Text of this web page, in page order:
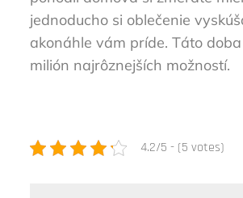
jednoducho si oblečenie
akonáhle vám príde. Táto
milión najrôznejších možností.
4.2/5 - (5 votes)